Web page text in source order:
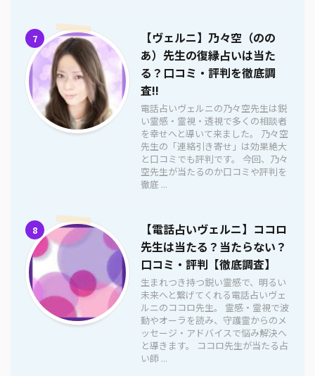
7
【ヴェルニ】乃々空（のの
あ）先生の復縁占いは当た
る？口コミ・評判を徹底調
査!!
電話占いヴェルニの乃々空先生は鋭
い霊感・霊視・透視で多くの相談者
を幸せへと導いて来ました。 乃々空
先生の「連絡引き寄せ」は効果絶大
と口コミでも評判です。 今回、乃々
空先生が当たるのか口コミや評判を
徹底 ...
8
【電話占いヴェルニ】ココロ
先生は当たる？当たらない？
口コミ・評判【徹底調査】
生まれつき持つ鋭い霊感で、明るい
未来へと繋げてくれる電話占いヴェ
ルニのココロ先生。 霊感・霊視で波
動やオーラを読み、守護霊からのメ
ッセージ・アドバイスで悩み解決へ
と導きます。 ココロ先生が当たる占
い師 ...